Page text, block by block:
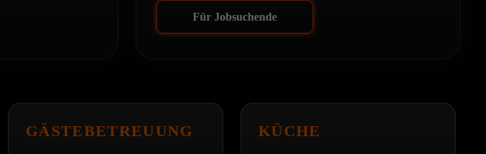
Für Jobsuchende
GÄSTEBETREUUNG KÜCHE